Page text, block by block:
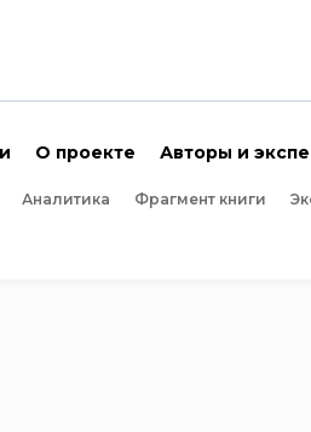
О проекте Авторы и
Аналитика Фрагмент книги